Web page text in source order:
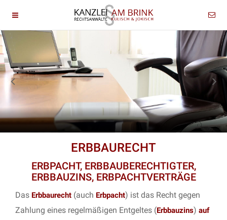
ERBBAURECHT
ERBPACHT, ERBBAUBERECHTIGTER,
ERBBAUZINS, ERBPACHTVERTRÄGE
Das Erbbaurecht (auch Erbpacht) ist das Recht gegen
Zahlung eines regelmäßigen Entgeltes (Erbbauzins) auf